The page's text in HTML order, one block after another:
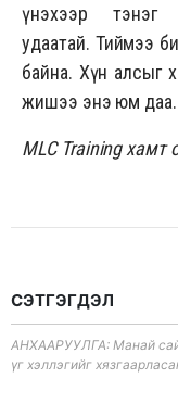
үнэхээр
удаатай. Тиймээ
байна. Хүн алсыг
жишээ энэ юм даа.
MLC Training хамт
СЭТГЭГДЭЛ
АНХААРУУЛГА: Манай
үг хэллэгийг